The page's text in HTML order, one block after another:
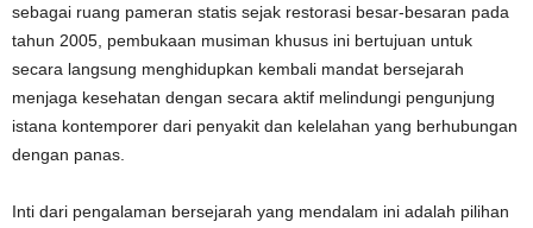
sebagai ruang pameran statis sejak restorasi besar-besaran pada
tahun 2005, pembukaan musiman khusus ini bertujuan untuk
secara langsung menghidupkan kembali mandat bersejarah
menjaga kesehatan dengan secara aktif melindungi pengunjung
istana kontemporer dari penyakit dan kelelahan yang berhubungan
dengan panas.
Inti dari pengalaman bersejarah yang mendalam ini adalah pilihan